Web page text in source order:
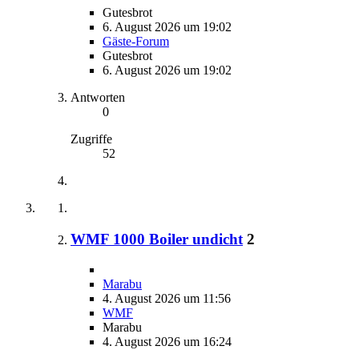
Gutesbrot
6. August 2026 um 19:02
Gäste-Forum
Gutesbrot
6. August 2026 um 19:02
Antworten
0
Zugriffe
52
WMF 1000 Boiler undicht 2
Marabu
4. August 2026 um 11:56
WMF
Marabu
4. August 2026 um 16:24